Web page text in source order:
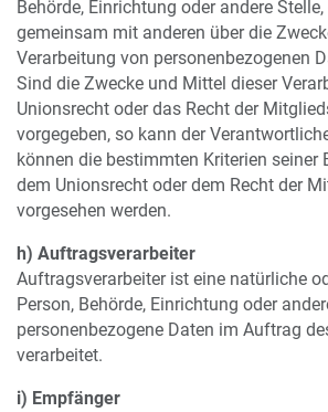
Behörde, Einrichtung oder andere
gemeinsam mit anderen über die
Verarbeitung von personenbezogenen
Sind die Zwecke und Mittel dieser
Unionsrecht oder das Recht der
vorgegeben, so kann der
können die bestimmten Kriterien seiner
dem Unionsrecht oder dem Recht der
vorgesehen werden.
h) Auftragsverarbeiter
Auftragsverarbeiter ist eine natürliche
Person, Behörde, Einrichtung oder
personenbezogene Daten im Auftrag
verarbeitet.
i) Empfänger